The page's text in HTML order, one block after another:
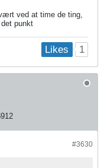
ved at time de ting,
punkt
Likes 1
#3630